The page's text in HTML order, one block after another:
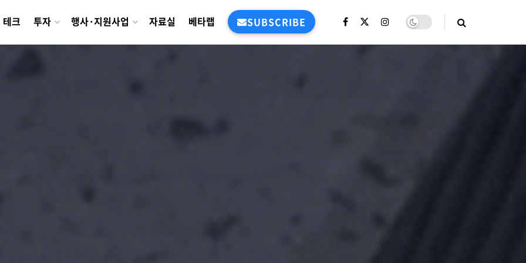
테크 투자 행사·지원사업 자료실 베타랩 SUBSCRIBE